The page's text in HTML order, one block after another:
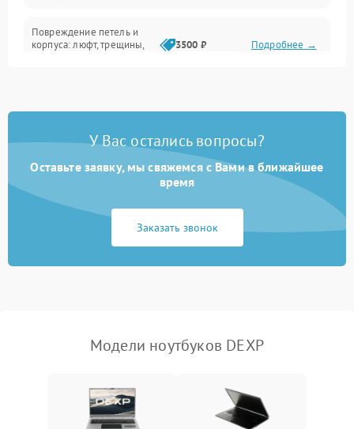
Повреждение петель и
корпуса: люфт, трещины,
3500 ₽ Подробнее →
быстрая разрядка,
2500 ₽ Подробнее →
Неисправность зарядного
питания
2000 ₽ Подробнее →
неисправности кулера
пропадание диска
оперативной памяти:
вылеты приложений,
синие экраны
Подробнее →
У Вас остались вопросы?
Оставьте заявку, мы свяжемся с Вами в ближайшее
время
Заказать звонок
Модели ноутбуков DEXP